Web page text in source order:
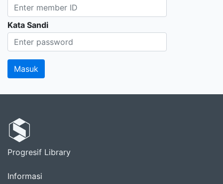
Kata Sandi
Progresif Library
Informasi